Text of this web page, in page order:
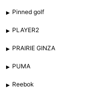
Pinned golf
PLAYER2
PRAIRIE GINZA
PUMA
Reebok